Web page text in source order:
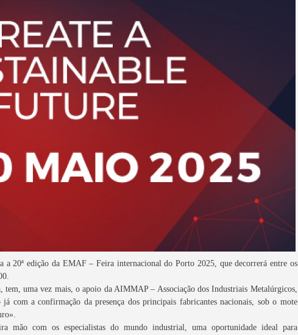
a 20ªedição da EMAF – Feira internacional do Porto 2025, que decorrerá entre os
tem, uma vez mais, o apoio da AIMMAP – Associação dos Industriais Metalúrgicos,
com a confirmação da presença dos principais fabricantes nacionais, sob o mote
mão com os especialistas do mundo industrial, uma oportunidade ideal para